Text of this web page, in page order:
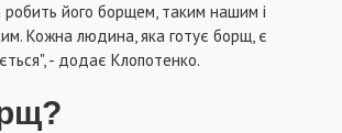
його борщем, таким нашим і
Кожна людина, яка готує борщ, є
- додає Клопотенко.